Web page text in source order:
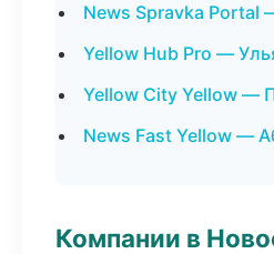
News Spravka Portal
Yellow Hub Pro —
Yellow City Yellow —
News Fast Yellow —
Компании в